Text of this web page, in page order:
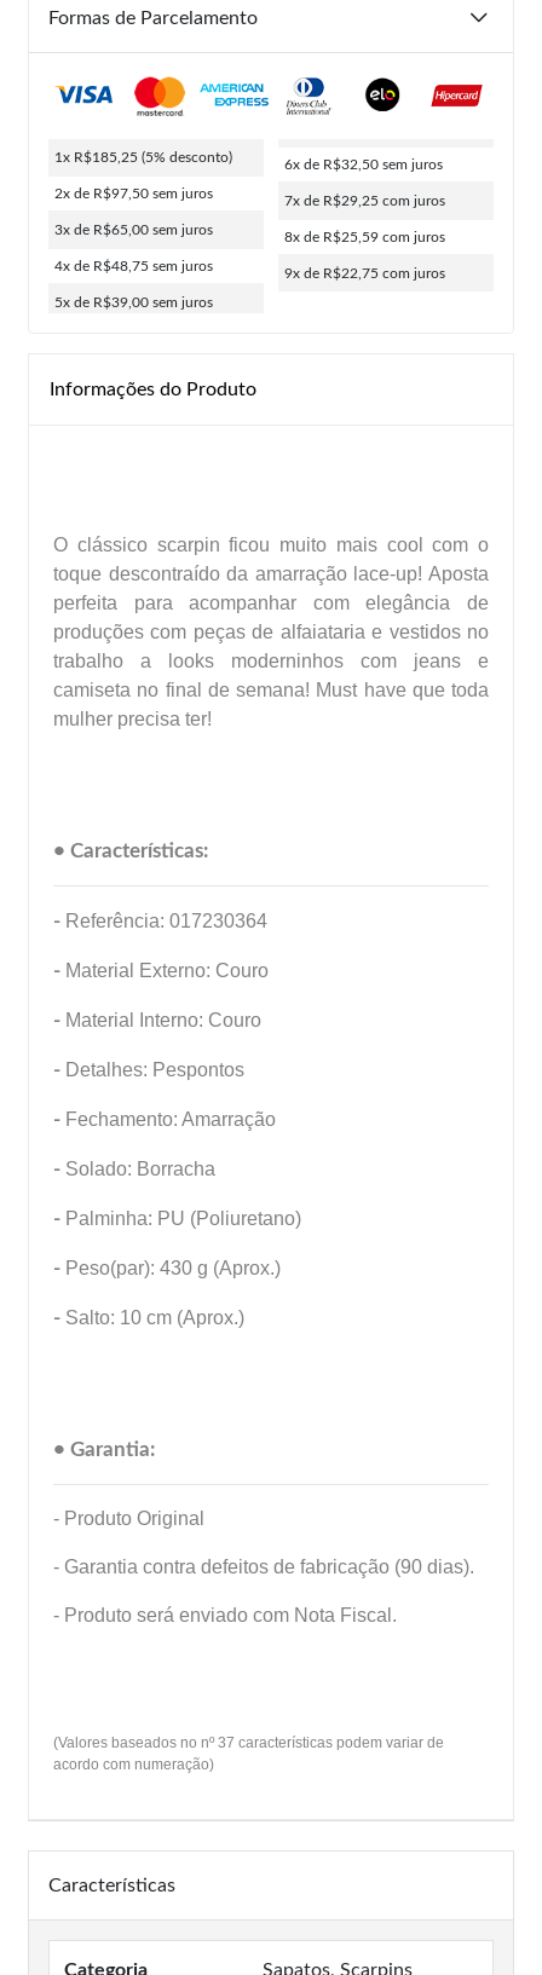
Formas de Parcelamento
1x R$185,25 (5% desconto)
2x de R$97,50 sem juros
3x de R$65,00 sem juros
4x de R$48,75 sem juros
5x de R$39,00 sem juros
6x de R$32,50 sem juros
7x de R$29,25 com juros
8x de R$25,59 com juros
9x de R$22,75 com juros
Informações do Produto
O clássico scarpin ficou muito mais cool com o
toque descontraído da amarração lace-up! Aposta
perfeita para acompanhar com elegância de
produções com peças de alfaiataria e vestidos no
trabalho a looks moderninhos com jeans e
camiseta no final de semana! Must have que toda
mulher precisa ter!
• Características:
- Referência: 017230364
- Material Externo: Couro
- Material Interno: Couro
- Detalhes: Pespontos
- Fechamento: Amarração
- Solado: Borracha
- Palminha: PU (Poliuretano)
- Peso(par): 430 g (Aprox.)
- Salto: 10 cm (Aprox.)
• Garantia:
- Produto Original
- Garantia contra defeitos de fabricação (90 dias).
- Produto será enviado com Nota Fiscal.
(Valores baseados no nº 37 características podem variar de
acordo com numeração)
Características
Categoria Sapatos, Scarpins